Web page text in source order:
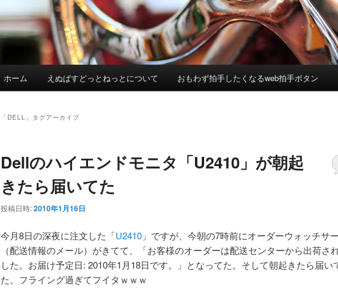
ホーム えぬぱすどっとねっとについて おもわず拍手したくなるweb拍手ボタン
「 DELL 」タグアーカイブ
Dellのハイエンドモニタ「U2410」が朝起
きたら届いてた
投稿日時:2010年1月16日
今月8日の深夜に注文した「U2410 」ですが、今朝の7時前にオーダーウォッチサ
（配送情報のメール）がきてて、「お客様のオーダーは配送センターから出荷さ
した。お届け予定日: 2010年1月18日です。」となってた。そして朝起きたら届い
た。フライング過ぎてフイタｗｗｗ